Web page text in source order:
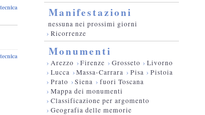
Manifestazioni
nessuna nei prossimi giorni
› Ricorrenze
Monumenti
› Arezzo ›Firenze › Grosseto › Livorno
› Lucca ›Massa-Carrara › Pisa › Pistoia
› Prato ›Siena › fuori Toscana
› Mappa dei monumenti
› Classificazione per argomento
› Geografia delle memorie